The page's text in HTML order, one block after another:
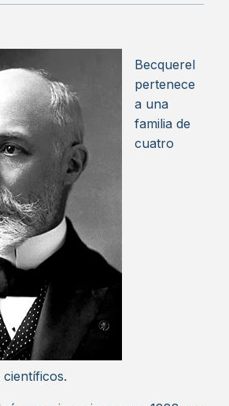
Becquerel
pertenece
a una
familia de
cuatro